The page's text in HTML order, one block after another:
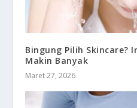
Bingung Pilih Skincare?
Makin Banyak
Maret 27, 2026